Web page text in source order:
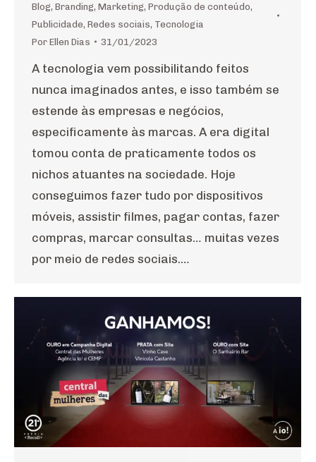
Blog, Branding, Marketing, Produção de conteúdo,
Publicidade, Redes sociais, Tecnologia
Por Ellen Dias 31/01/2023
A tecnologia vem possibilitando feitos
nunca imaginados antes, e isso também se
estende às empresas e negócios,
especificamente às marcas. A era digital
tomou conta de praticamente todos os
nichos atuantes na sociedade. Hoje
conseguimos fazer tudo por dispositivos
móveis, assistir filmes, pagar contas, fazer
compras, marcar consultas… muitas vezes
por meio de redes sociais.…